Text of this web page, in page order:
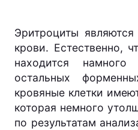
Эритроциты
крови. Естественно,
находится
остальных
кровяные клетки
которая немного
по результатам